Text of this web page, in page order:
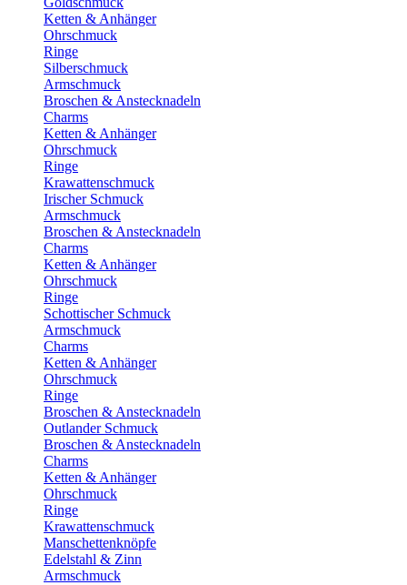
Ketten & Anhänger
Ohrschmuck
Ringe
Silberschmuck
Armschmuck
Broschen & Anstecknadeln
Charms
Ketten & Anhänger
Ohrschmuck
Ringe
Krawattenschmuck
Irischer Schmuck
Armschmuck
Broschen & Anstecknadeln
Charms
Ketten & Anhänger
Ohrschmuck
Ringe
Schottischer Schmuck
Armschmuck
Charms
Ketten & Anhänger
Ohrschmuck
Ringe
Broschen & Anstecknadeln
Outlander Schmuck
Broschen & Anstecknadeln
Charms
Ketten & Anhänger
Ohrschmuck
Ringe
Krawattenschmuck
Manschettenknöpfe
Edelstahl & Zinn
Armschmuck